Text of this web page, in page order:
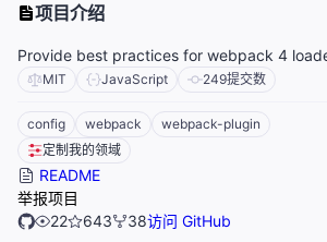
项目介绍
Provide best practices for webpack 4
MIT JavaScript 249提交数
config webpack
webpack-plugin
定制我的领域
README
举报项目
22
643 38访问 GitHub